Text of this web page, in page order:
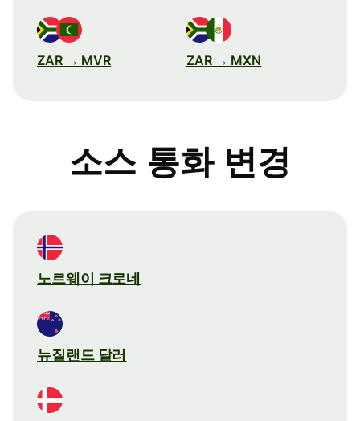
ZAR → MVR ZAR → MXN
소스 통화 변경
노르웨이 크로네
뉴질랜드 달러